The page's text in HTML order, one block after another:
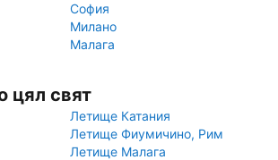
София
Милано
Малага
цял свят
Летище Катания
Летище Фиумичино, Рим
Летище Малага